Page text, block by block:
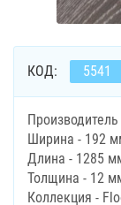
КОД: 5541
Ширина - 192
Длина - 1285
Толщина - 12
Коллекция -